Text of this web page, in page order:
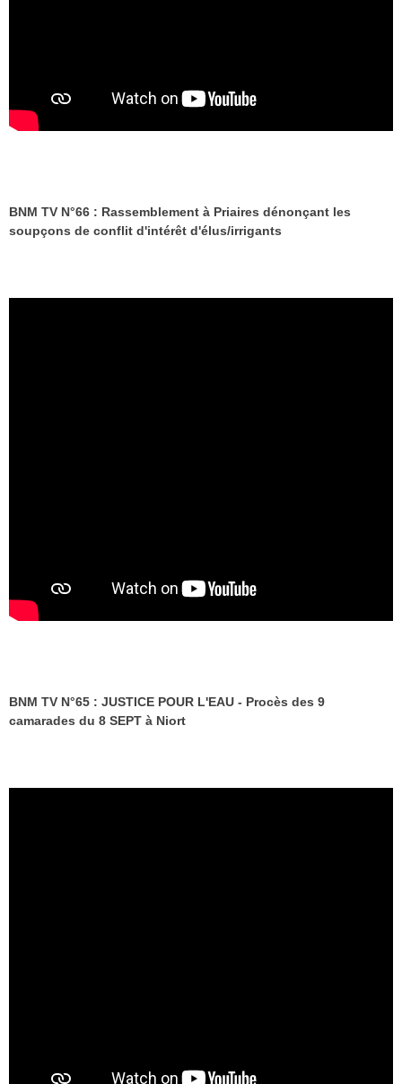
BNM TV N°66 : Rassemblement à Priaires dénonçant les
soupçons de conflit d'intérêt d'élus/irrigants
BNM TV N°65 : JUSTICE POUR L'EAU - Procès des 9
camarades du 8 SEPT à Niort